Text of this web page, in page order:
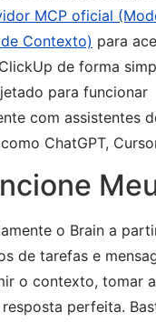
MCP oficial
Contexto) para
de forma
para funcionar
com assistentes
ChatGPT,
o Brain a
de tarefas e
o contexto, tomar
perfeita.